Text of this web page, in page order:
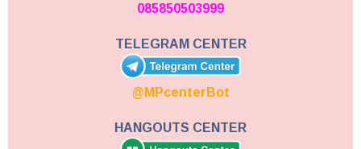
085850503999
TELEGRAM CENTER
@MPcenterBot
HANGOUTS CENTER